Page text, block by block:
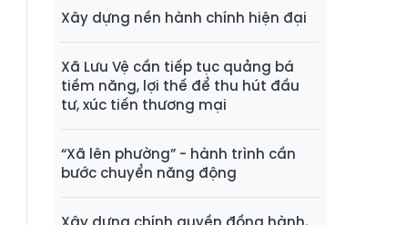
Xây dựng nền hành chính hiện đại
Xã Lưu Vệ cần tiếp tục quảng bá
tiềm năng, lợi thế để thu hút đầu
tư, xúc tiến thương mại
“Xã lên phường” - hành trình cần
bước chuyển năng động